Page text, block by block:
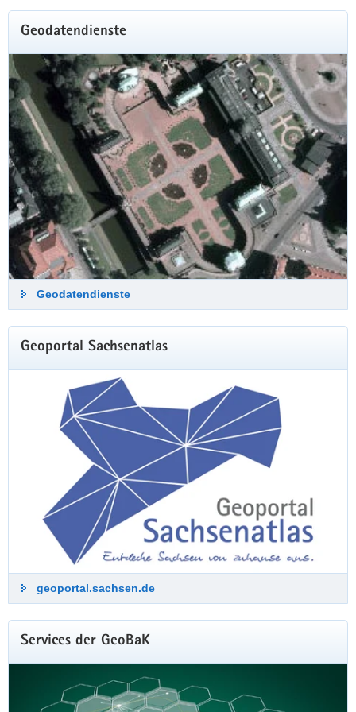
Historische Luftbilder 2023-2024
Sachsen aus der Vogelperspektive – auf
Zeitreise mit historischen Luftbildern
Das Landesamt für Geobasisinformation Sachsen (GeoSN)
lässt den Freistaat regelmäßig aus der Luft fotografieren.
Aus diesen Aufnahmen entstehen hochpräzise Digitale
Orthophotos (DOP), die anschließend im Geoportal
veröffentlicht werden. Sobald neue Luftbilder verfügbar sind,
werden die bisherigen Aufnahmen als historische Zeitscheibe
archiviert. Mit der Freigabe der Webkarte »Historische DOP
2023–2024« setzt das GeoSN diese bewährte Tradition nun
www.geoportal.sachsen.de
Geodatendienste
Geodatendienste
Geoportal Sachsenatlas
geoportal.sachsen.de
Services der GeoBaK